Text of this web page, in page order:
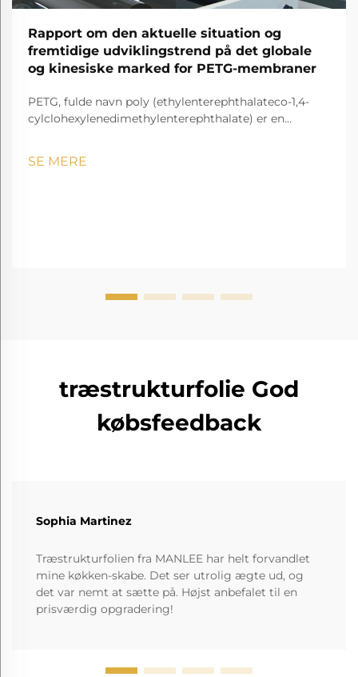
Rapport om den aktuelle situation og
fremtidige udviklingstrend på det globale
og kinesiske marked for PETG-membraner
PETG, fulde navn poly (ethylenterephthalateco-1,4-
cylclohexylenedimethylenterephthalate) er en
SE MERE
træstrukturfolie God
købsfeedback
Sophia Martinez
Træstrukturfolien fra MANLEE har helt forvandlet
mine køkken-skabe. Det ser utrolig ægte ud, og
det var nemt at sætte på. Højst anbefalet til en
prisværdig opgradering!